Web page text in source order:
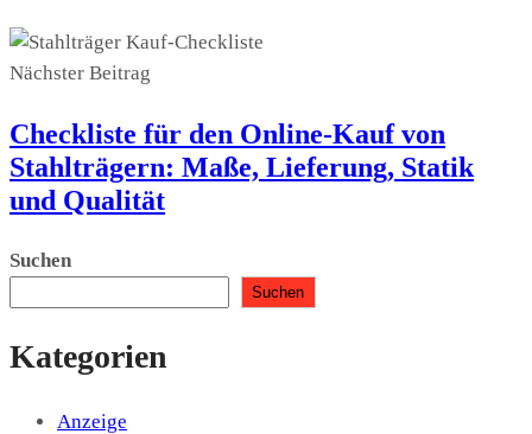
Nächster Beitrag
Checkliste für den Online-Kauf von
Stahlträgern: Maße, Lieferung, Statik
und Qualität
Suchen
Suchen
Kategorien
Anzeige